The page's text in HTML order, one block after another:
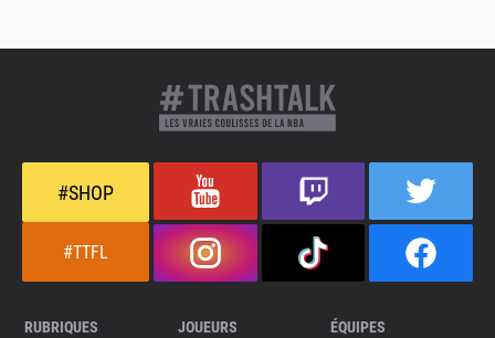
#SHOP
#TTFL
RUBRIQUES
JOUEURS ÉQUIPES